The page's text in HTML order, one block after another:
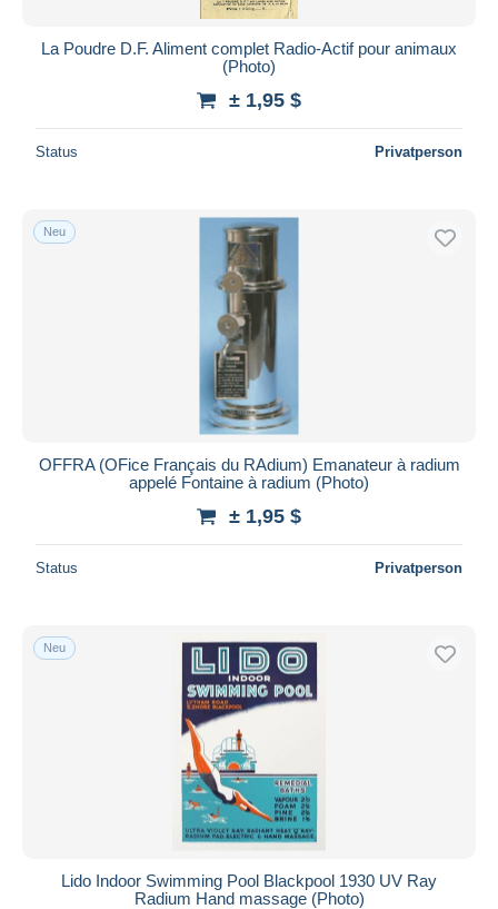
La Poudre D.F. Aliment complet Radio-Actif pour animaux
(Photo)
± 1,95 $
Status Privatperson
Neu
OFFRA (OFice Français du RAdium) Emanateur à radium
appelé Fontaine à radium (Photo)
± 1,95 $
Status Privatperson
Neu
Lido Indoor Swimming Pool Blackpool 1930 UV Ray
Radium Hand massage (Photo)